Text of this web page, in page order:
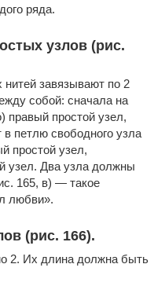
ряда.
узлов (рис.
нитей завязывают по 2
собой: сначала на
правый простой узел,
в петлю свободного узла
простой узел,
узел. Два узла должны
165, в) — такое
любви».
(рис. 166).
2. Их длина должна быть